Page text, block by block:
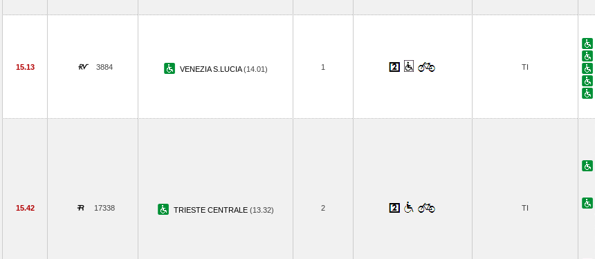
15.13 3884 VENEZIA S.LUCIA(14.01) 1 TI
15.42 17338 TRIESTE CENTRALE (13.32) 2 TI